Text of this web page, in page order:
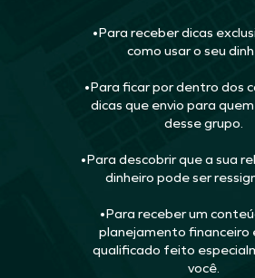
•Para receber dicas
como usar o seu
•Para ficar por dentro dos
dicas que envio para
desse grupo.
•Para descobrir que a sua
dinheiro pode ser
•Para receber um
planejamento financeiro
qualificado feito
você.